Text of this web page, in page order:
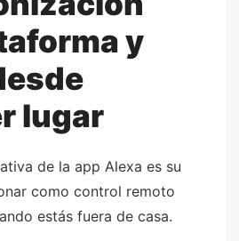
y
lugar
de la app Alexa es su
como control remoto
estás fuera de casa.